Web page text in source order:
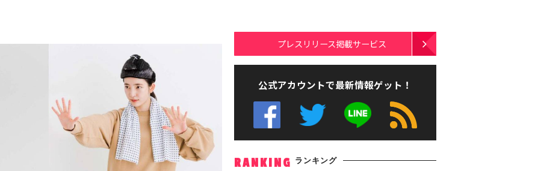
プレスリリース掲載サービス
公式アカウントで最新情報ゲット！
RANKING ランキング